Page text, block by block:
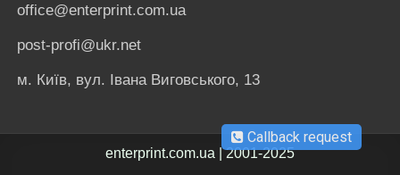
office@enterprint.com.ua
post-profi@ukr.net
м. Київ, вул. Івана Виговського, 13
enterprint.com.ua | 2001-2025
Callback request